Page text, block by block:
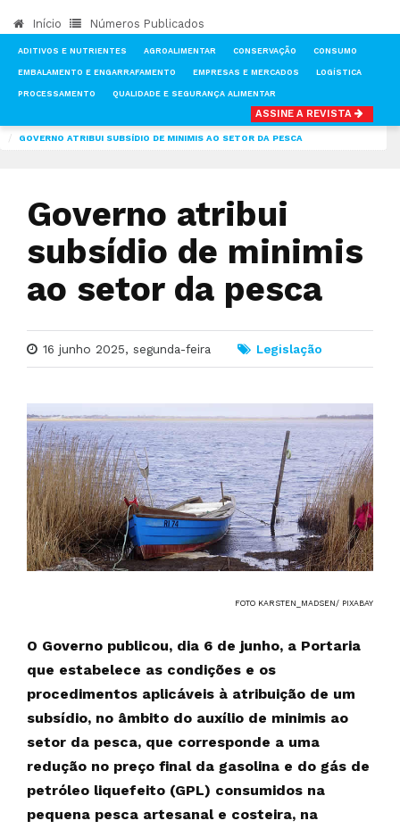
Início Números Publicados
ADITIVOS E NUTRIENTES AGROALIMENTAR CONSERVAÇÃO CONSUMO
EMBALAMENTO E ENGARRAFAMENTO EMPRESAS E MERCADOS LOGÍSTICA
PROCESSAMENTO QUALIDADE E SEGURANÇA ALIMENTAR
ASSINE A REVISTA
GOVERNO ATRIBUI SUBSÍDIO DE MINIMIS AO SETOR DA PESCA
Governo atribui
subsídio de minimis
ao setor da pesca
16 junho 2025, segunda-feira Legislação
FOTO KARSTEN_MADSEN/ PIXABAY
O Governo publicou, dia 6 de junho, a Portaria
que estabelece as condições e os
procedimentos aplicáveis à atribuição de um
subsídio, no âmbito do auxílio de minimis ao
setor da pesca, que corresponde a uma
redução no preço final da gasolina e do gás de
petróleo liquefeito (GPL) consumidos na
pequena pesca artesanal e costeira, na